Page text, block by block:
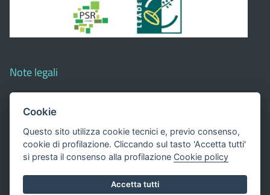
Note legali
Privacy
Credits
Accessibilità
Cookie
Questo sito utilizza cookie tecnici e, previo consenso,
cookie di profilazione. Cliccando sul tasto 'Accetta tutti'
si presta il consenso alla profilazione Cookie policy
Accetta tutti